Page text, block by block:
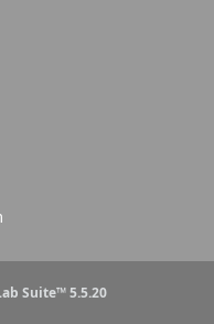
Suite™ 5.5.20